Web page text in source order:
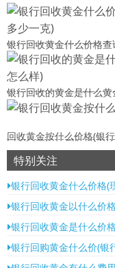
银行回收黄金什么价格
银行回收的黄金是什么
回收黄金按什么价格(银
特别关注
银行回收黄金什么价格(
银行回收黄金以什么价
银行回收黄金是什么价
银行回购黄金什么价(银